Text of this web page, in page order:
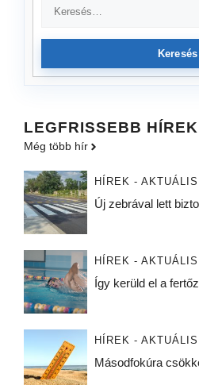
Keresés
LEGFRISSEBB HÍREK
Még több hír
HÍREK - AKTUÁLIS
Új zebrával lett
HÍREK - AKTUÁLIS
Így kerüld el a
HÍREK - AKTUÁLIS
Másodfokúra